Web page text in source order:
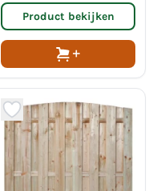
Product bekijken